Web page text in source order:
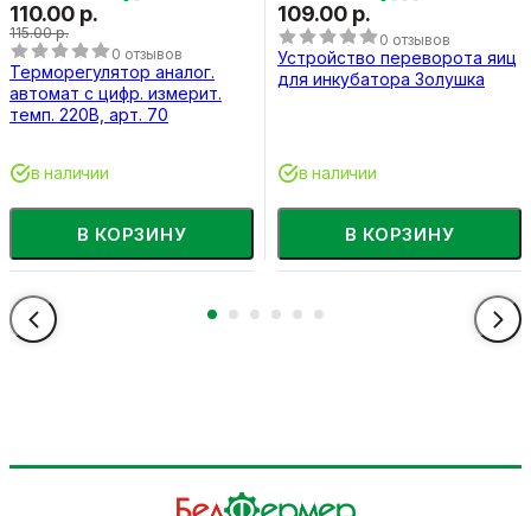
110.00 р.
115.00 р.
0 отзывов
Терморегулятор аналог.
автомат с цифр. измерит.
темп. 220В, арт. 70
В КОРЗИНУ
в наличии
109.00 р.
0 отзывов
Устройство переворота яиц
для инкубатора Золушка
В КОРЗИНУ
в наличии